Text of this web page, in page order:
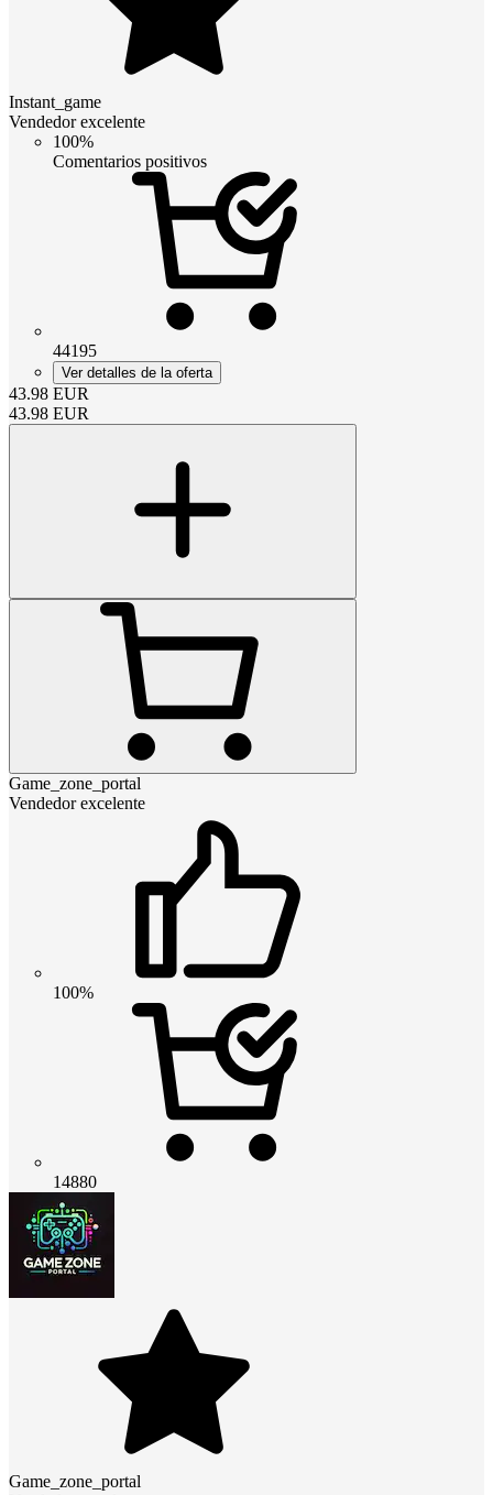
Instant_game
Vendedor excelente
100%
Comentarios positivos
44195
Ver detalles de la oferta
43.98 EUR
43.98 EUR
Game_zone_portal
Vendedor excelente
100%
14880
Game_zone_portal